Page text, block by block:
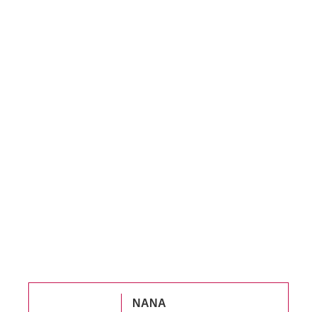
NANA